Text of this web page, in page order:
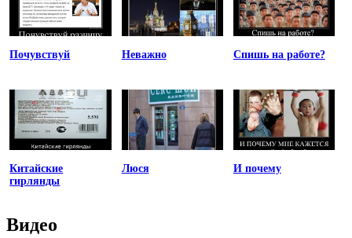
Почувствуй Неважно Спишь на работе?
Китайские
гирлянды
Люся И почему
Видео